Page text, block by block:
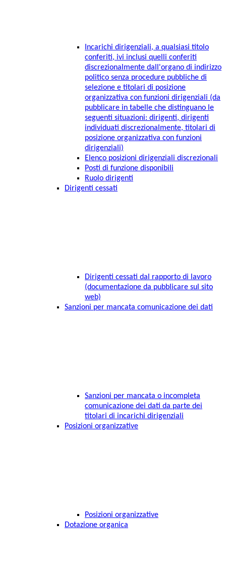
Incarichi dirigenziali, a qualsiasi titolo
conferiti, ivi inclusi quelli conferiti
discrezionalmente dall'organo di indirizzo
politico senza procedure pubbliche di
selezione e titolari di posizione
organizzativa con funzioni dirigenziali (da
pubblicare in tabelle che distinguano le
seguenti situazioni: dirigenti, dirigenti
individuati discrezionalmente, titolari di
posizione organizzativa con funzioni
dirigenziali)
Elenco posizioni dirigenziali discrezionali
Posti di funzione disponibili
Ruolo dirigenti
Dirigenti cessati
Dirigenti cessati dal rapporto di lavoro
(documentazione da pubblicare sul sito
web)
Sanzioni per mancata comunicazione dei dati
Sanzioni per mancata o incompleta
comunicazione dei dati da parte dei
titolari di incarichi dirigenziali
Posizioni organizzative
Posizioni organizzative
Dotazione organica